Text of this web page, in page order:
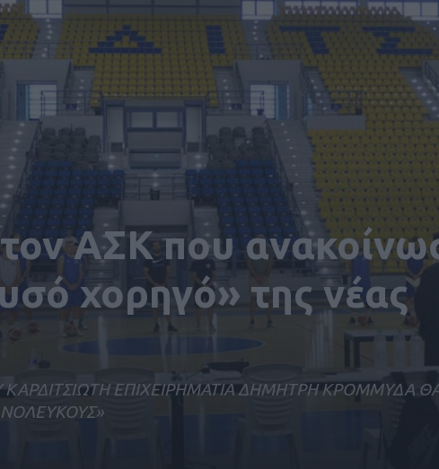
ΑΣΚ που
χορηγό» της νέας
ΚΑΡΔΙΤΣΙΩΤΗ ΕΠΙΧΕΙΡΗΜΑΤΙΑ ΔΗΜΗΤΡΗ ΚΡΟΜΜΥΔΑ